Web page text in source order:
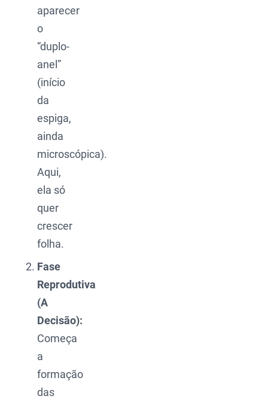
aparecer
o
“duplo-
anel”
(início
da
espiga,
ainda
microscópica).
Aqui,
ela só
quer
crescer
folha.
Fase
Reprodutiva
(A
Decisão):
Começa
a
formação
das